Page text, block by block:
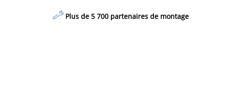
Plus de 5 700 partenaires de montage